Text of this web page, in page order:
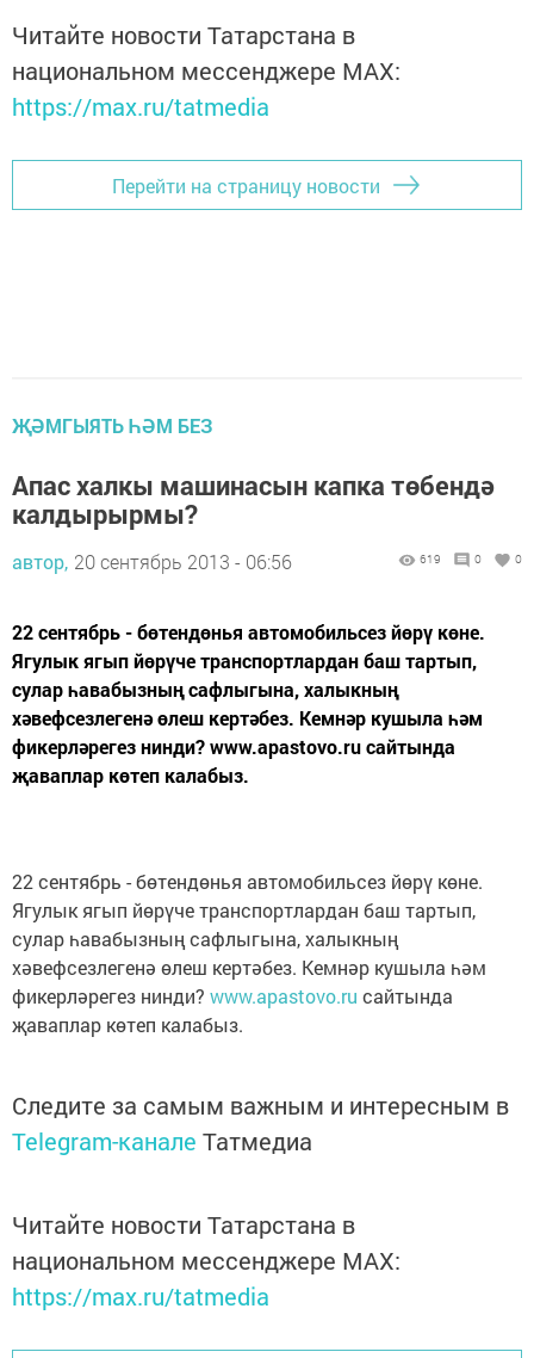
Читайте новости Татарстана в
национальном мессенджере MАХ:
https://max.ru/tatmedia
Перейти на страницу новости
ҖӘМГЫЯТЬ ҺӘМ БЕЗ
Апас халкы машинасын капка төбендә
калдырырмы?
автор, 20 сентябрь 2013 - 06:56 619 0 0
22 сентябрь - бөтендөнья автомобильсез йөрү көне.
Ягулык ягып йөрүче транспортлардан баш тартып,
сулар һавабызның сафлыгына, халыкның
хәвефсезлегенә өлеш кертәбез. Кемнәр кушыла һәм
фикерләрегез нинди? www.apastovo.ru сайтында
җаваплар көтеп калабыз.
22 сентябрь - бөтендөнья автомобильсез йөрү көне.
Ягулык ягып йөрүче транспортлардан баш тартып,
сулар һавабызның сафлыгына, халыкның
хәвефсезлегенә өлеш кертәбез. Кемнәр кушыла һәм
фикерләрегез нинди? www.apastovo.ru сайтында
җаваплар көтеп калабыз.
Следите за самым важным и интересным в
Telegram-канале Татмедиа
Читайте новости Татарстана в
национальном мессенджере MАХ:
https://max.ru/tatmedia